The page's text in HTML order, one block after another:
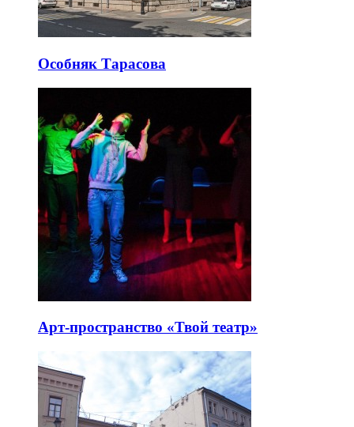
Особняк Тарасова
Арт-пространство «Твой театр»